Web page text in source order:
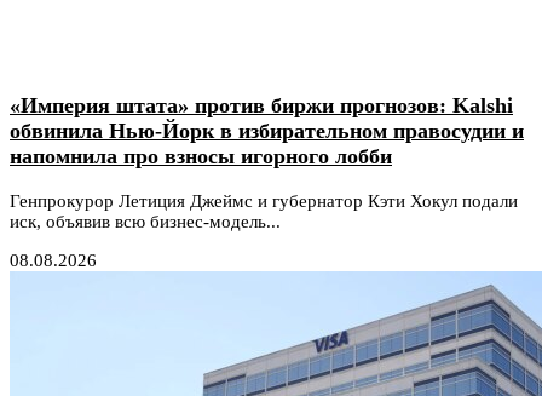
«Империя штата» против биржи прогнозов: Kalshi
обвинила Нью-Йорк в избирательном правосудии и
напомнила про взносы игорного лобби
Генпрокурор Летиция Джеймс и губернатор Кэти Хокул подали
иск, объявив всю бизнес-модель...
08.08.2026